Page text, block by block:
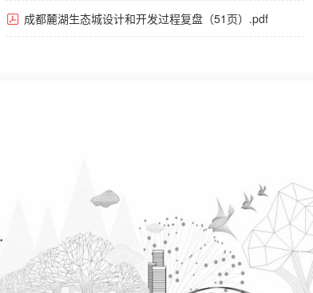
成都麓湖生态城设计和开发过程复盘（51页）.pdf